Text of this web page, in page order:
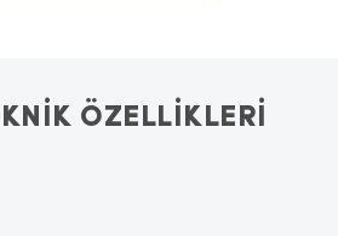
ÖZELLİKLERİ